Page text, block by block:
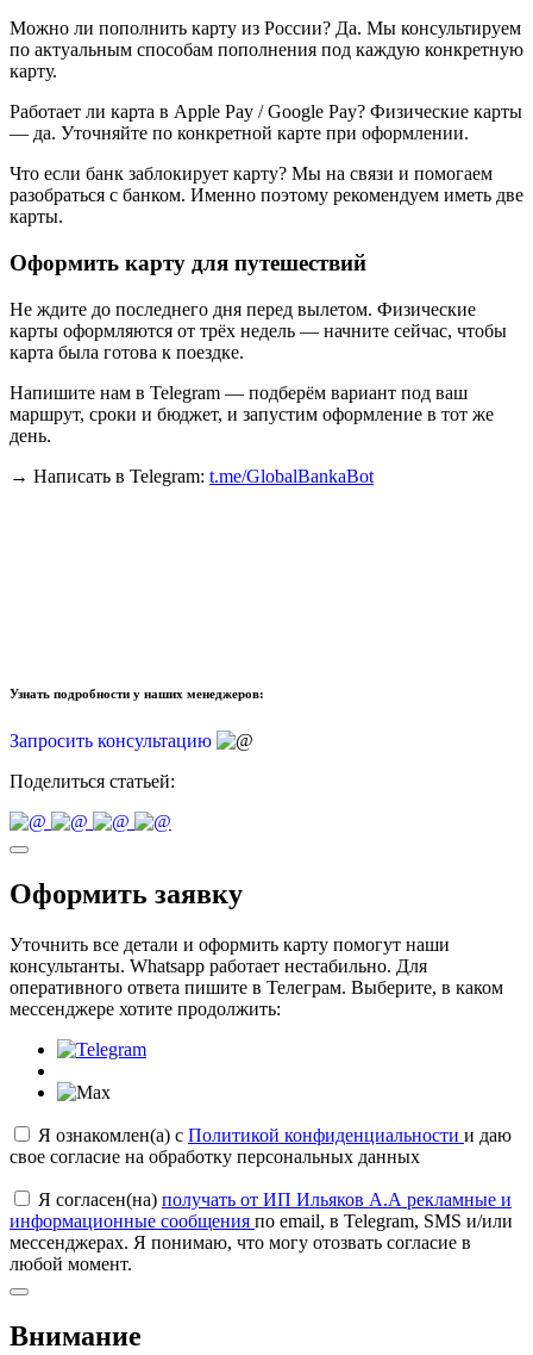
Можно ли пополнить карту из России? Да. Мы консультируем
по актуальным способам пополнения под каждую конкретную
карту.
Работает ли карта в Apple Pay / Google Pay? Физические карты
— да. Уточняйте по конкретной карте при оформлении.
Что если банк заблокирует карту? Мы на связи и помогаем
разобраться с банком. Именно поэтому рекомендуем иметь две
карты.
Оформить карту для путешествий
Не ждите до последнего дня перед вылетом. Физические
карты оформляются от трёх недель — начните сейчас, чтобы
карта была готова к поездке.
Напишите нам в Telegram — подберём вариант под ваш
маршрут, сроки и бюджет, и запустим оформление в тот же
день.
→ Написать в Telegram: t.me/GlobalBankaBot
Узнать подробности у наших менеджеров:
Запросить консультацию
Поделиться статьей:
Оформить заявку
Уточнить все детали и оформить карту помогут наши
консультанты. Whatsapp работает нестабильно. Для
оперативного ответа пишите в Телеграм. Выберите, в каком
мессенджере хотите продолжить:
Я ознакомлен(а) с Политикой конфиденциальности и даю
свое согласие на обработку персональных данных
Я согласен(на) получать от ИП Ильяков А.А рекламные и
информационные сообщения по email, в Telegram, SMS и/или
мессенджерах. Я понимаю, что могу отозвать согласие в
любой момент.
Внимание